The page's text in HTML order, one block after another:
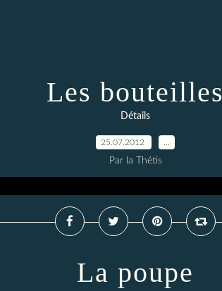
Les bouteilles
Détails
25.07.2012
Par la Thétis
La poupe